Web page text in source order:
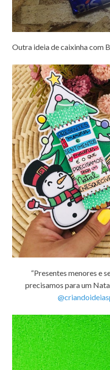
Outra ideia de caixinha com
“Presentes menores e
precisamos para um